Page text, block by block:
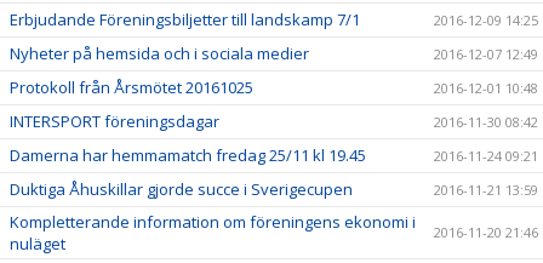
Erbjudande Föreningsbiljetter till landskamp 7/1 2016-12-09 14:25
Nyheter på hemsida och i sociala medier 2016-12-07 12:49
Protokoll från Årsmötet 20161025 2016-12-01 10:48
INTERSPORT föreningsdagar 2016-11-30 08:42
Damerna har hemmamatch fredag 25/11 kl 19.45 2016-11-24 09:21
Duktiga Åhuskillar gjorde succe i Sverigecupen 2016-11-21 13:59
Kompletterande information om föreningens ekonomi i
nuläget
2016-11-20 21:46